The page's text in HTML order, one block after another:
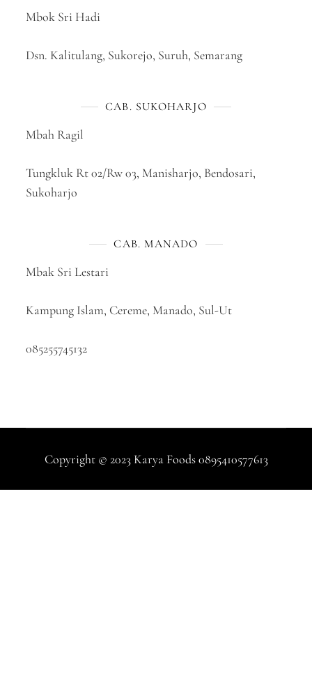
Mbok Sri Hadi
Dsn. Kalitulang, Sukorejo, Suruh, Semarang
CAB. SUKOHARJO
Mbah Ragil
Tungkluk Rt 02/Rw 03, Manisharjo, Bendosari,
Sukoharjo
CAB. MANADO
Mbak Sri Lestari
Kampung Islam, Cereme, Manado, Sul-Ut
085255745132
Copyright © 2023 Karya Foods 0895410577613